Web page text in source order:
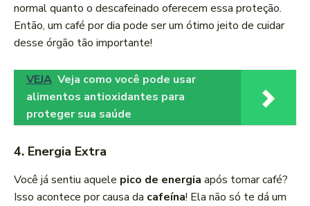
normal quanto o descafeinado oferecem essa proteção.
Então, um café por dia pode ser um ótimo jeito de cuidar
desse órgão tão importante!
VEJA Veja como você pode usar
alimentos antioxidantes para
proteger sua saúde
4. Energia Extra
Você já sentiu aquele pico de energia após tomar café?
Isso acontece por causa da cafeína! Ela não só te dá um